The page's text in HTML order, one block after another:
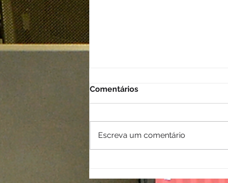
Comentários
Escreva um comentário